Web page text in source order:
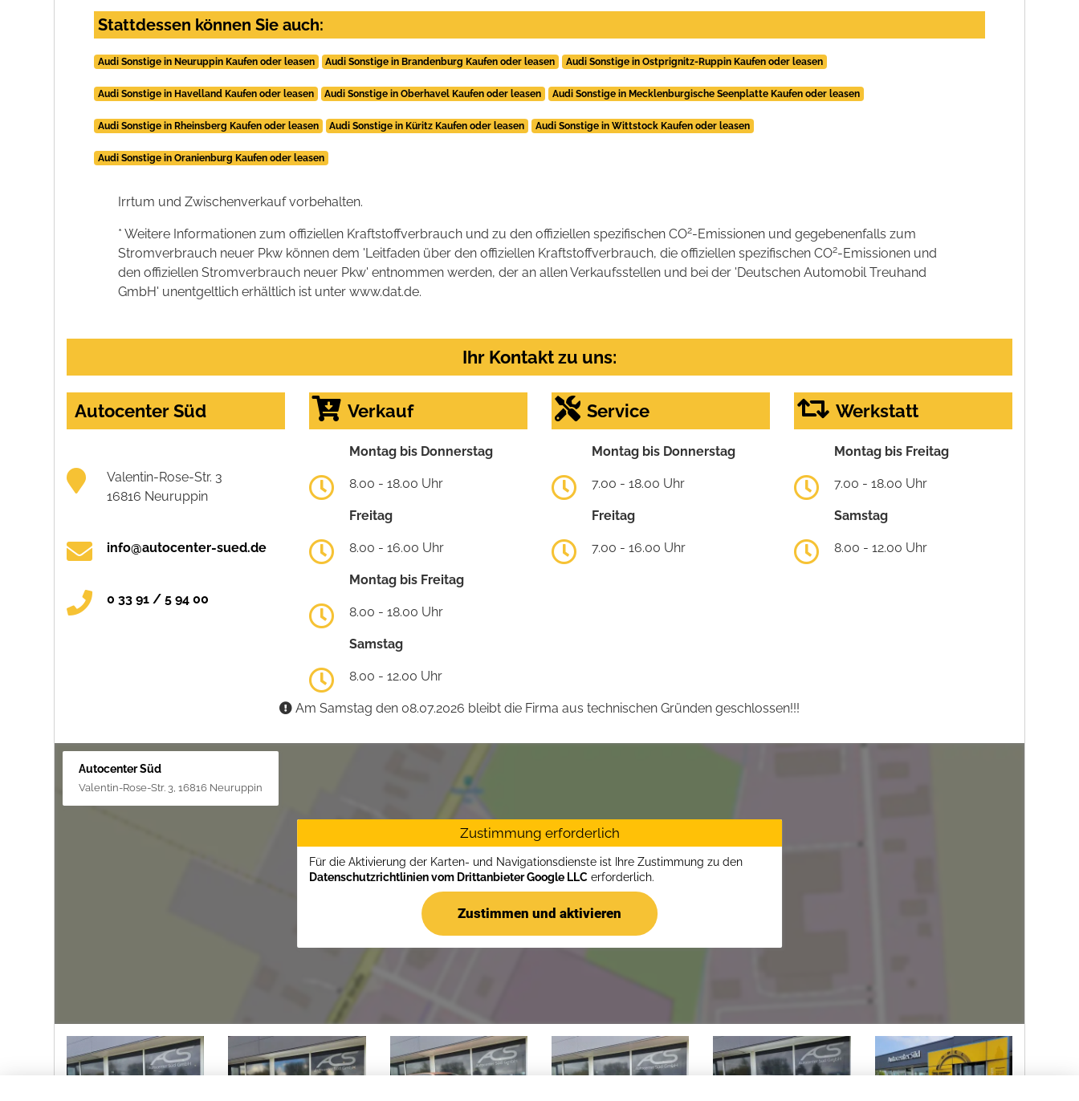
Stattdessen können Sie auch:
Audi Sonstige in Neuruppin Kaufen oder leasen Audi Sonstige in Brandenburg Kaufen oder leasen Audi Sonstige in Ostprignitz-Ruppin Kaufen oder leasen
Audi Sonstige in Havelland Kaufen oder leasen Audi Sonstige in Oberhavel Kaufen oder leasen Audi Sonstige in Mecklenburgische Seenplatte Kaufen oder leasen
Audi Sonstige in Rheinsberg Kaufen oder leasen Audi Sonstige in Küritz Kaufen oder leasen Audi Sonstige in Wittstock Kaufen oder leasen
Audi Sonstige in Oranienburg Kaufen oder leasen
Irrtum und Zwischenverkauf vorbehalten.
* Weitere Informationen zum offiziellen Kraftstoffverbrauch und zu den offiziellen spezifischen CO2-Emissionen und gegebenenfalls zum
Stromverbrauch neuer Pkw können dem 'Leitfaden über den offiziellen Kraftstoffverbrauch, die offiziellen spezifischen CO2-Emissionen und
den offiziellen Stromverbrauch neuer Pkw' entnommen werden, der an allen Verkaufsstellen und bei der 'Deutschen Automobil Treuhand
GmbH' unentgeltlich erhältlich ist unter www.dat.de.
Ihr Kontakt zu uns:
Autocenter Süd
Valentin-Rose-Str. 3
16816 Neuruppin
info@autocenter-sued.de
0 33 91 / 5 94 00
Verkauf
Montag bis Donnerstag
8.00 - 18.00 Uhr
Freitag
8.00 - 16.00 Uhr
Montag bis Freitag
8.00 - 18.00 Uhr
Samstag
8.00 - 12.00 Uhr
Service
Montag bis Donnerstag
7.00 - 18.00 Uhr
Freitag
7.00 - 16.00 Uhr
Werkstatt
Montag bis Freitag
7.00 - 18.00 Uhr
Samstag
8.00 - 12.00 Uhr
Am Samstag den 08.07.2026 bleibt die Firma aus technischen Gründen geschlossen!!!
Autocenter Süd
Valentin-Rose-Str. 3, 16816 Neuruppin
Zustimmung erforderlich
Für die Aktivierung der Karten- und Navigationsdienste ist Ihre Zustimmung zu den
Datenschutzrichtlinien vom Drittanbieter Google LLC erforderlich.
Zustimmen und aktivieren